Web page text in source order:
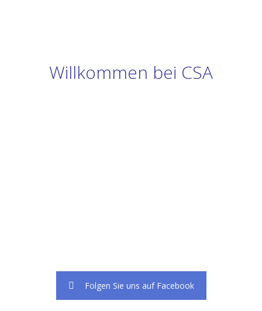
Willkommen bei CSA
Folgen Sie uns auf Facebook